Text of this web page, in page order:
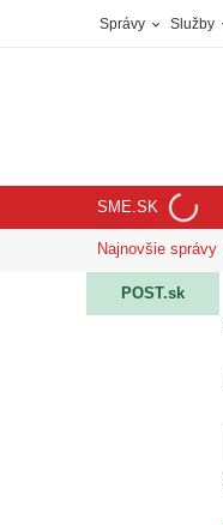
Správy Služby
SME.SK
Najnovšie správy
POST.sk